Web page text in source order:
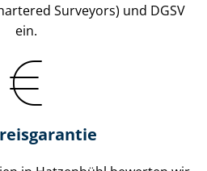
Surveyors) und DGSV
ein.